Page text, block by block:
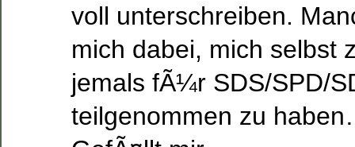
voll unterschreiben.
mich dabei, mich selbst
jemals fÃ¼r SDS/SPD/
teilgenommen zu